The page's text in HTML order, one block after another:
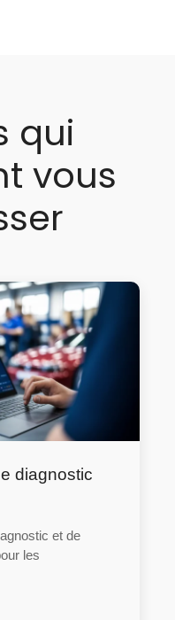
qui
vous
diagnostic
et de
les